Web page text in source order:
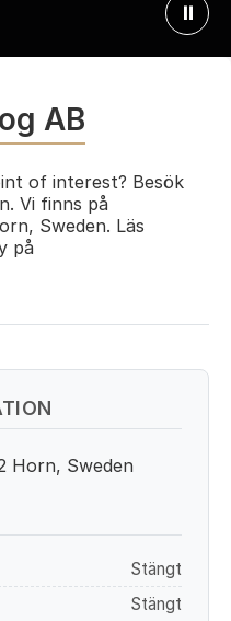
⏸
AB
of interest? Besök
Vi finns på
Sweden. Läs
på
Horn, Sweden
Stängt
Stängt